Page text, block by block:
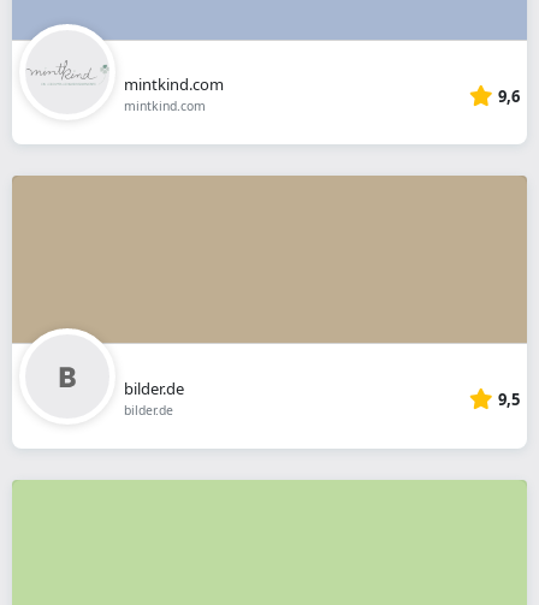
mintkind.com
mintkind.com 9,6
bilder.de
bilder.de 9,5